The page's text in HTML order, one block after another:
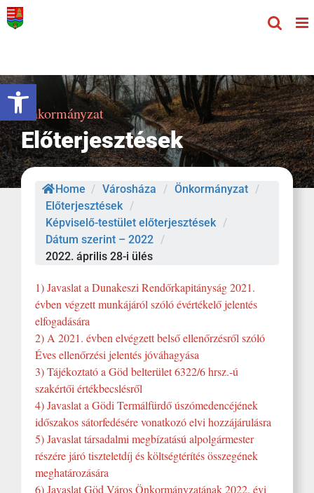
Eszköztár megnyitása
Kihagyás
Önkormányzat
Előterjesztések
Home / Városháza / Önkormányzat /
Előterjesztések /
Képviselő-testület előterjesztések /
Dátum szerint – 2022 /
2022. április 28-i ülés
1) Javaslat a Dunakeszi Rendőrkapitányság 2021.
évben végzett munkájáról szóló évértékelő jelentés
elfogadására
2) A 2021. évben elvégzett belső ellenőrzésről szóló
Éves ellenőrzési jelentés jóváhagyása
3) Tájékoztató a Göd belterület 6322/6 hrsz.-ú
szakértői értékbecslésről
4) Javaslat a Gödi Termálfürdő úszómedencéjének
időszakos sátorfedésére vonatkozó elvi hozzájárulásra
5) Javaslat társadalmi megbízatású alpolgármester
részére járó tiszteletdíj és költségtérítés összegének
meghatározására
6) Javaslat Göd Város Önkormányzatának 2022. évi